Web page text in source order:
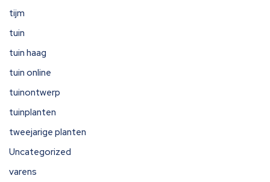
tijm
tuin
tuin haag
tuin online
tuinontwerp
tuinplanten
tweejarige planten
Uncategorized
varens